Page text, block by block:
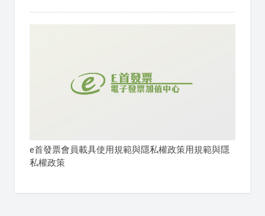
e首發票會員載具使用規範與隱私權政策用規範與隱
私權政策